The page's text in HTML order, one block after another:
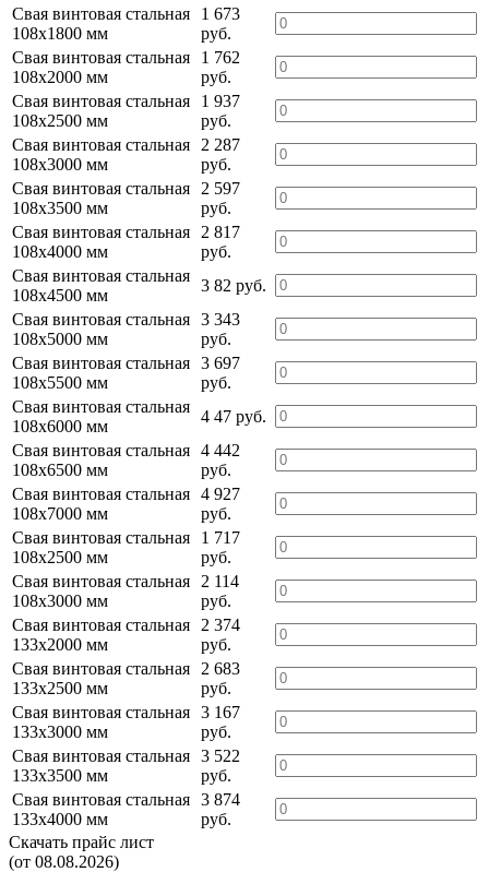
Свая винтовая стальная
108х1800 мм
1 673
руб.
Свая винтовая стальная
108х2000 мм
1 762
руб.
Свая винтовая стальная
108х2500 мм
1 937
руб.
Свая винтовая стальная
108х3000 мм
2 287
руб.
Свая винтовая стальная
108х3500 мм
2 597
руб.
Свая винтовая стальная
108х4000 мм
2 817
руб.
Свая винтовая стальная
108х4500 мм
3 82 руб.
Свая винтовая стальная
108х5000 мм
3 343
руб.
Свая винтовая стальная
108х5500 мм
3 697
руб.
Свая винтовая стальная
108х6000 мм
4 47 руб.
Свая винтовая стальная
108х6500 мм
4 442
руб.
Свая винтовая стальная
108х7000 мм
4 927
руб.
Свая винтовая стальная
108х2500 мм
1 717
руб.
Свая винтовая стальная
108х3000 мм
2 114
руб.
Свая винтовая стальная
133х2000 мм
2 374
руб.
Свая винтовая стальная
133х2500 мм
2 683
руб.
Свая винтовая стальная
133х3000 мм
3 167
руб.
Свая винтовая стальная
133х3500 мм
3 522
руб.
Свая винтовая стальная
133х4000 мм
3 874
руб.
Скачать прайс лист
(от 08.08.2026)